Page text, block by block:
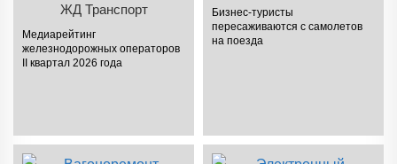
ЖД Транспорт
Медиарейтинг
железнодорожных операторов
II квартал 2026 года
Бизнес-туристы
пересаживаются с самолетов
на поезда